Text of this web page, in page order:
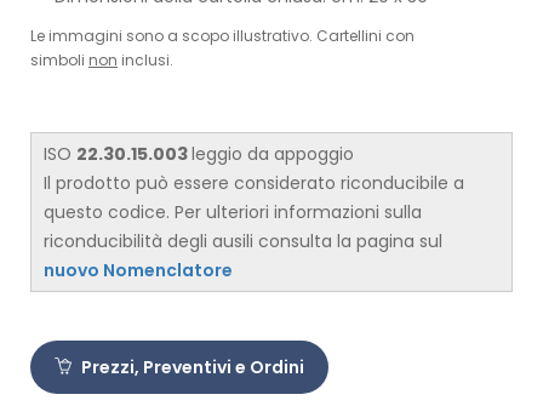
Le immagini sono a scopo illustrativo. Cartellini con
simboli non inclusi.
ISO 22.30.15.003leggio da appoggio
​Il prodotto può essere considerato riconducibile a
questo codice. Per ulteriori informazioni sulla
riconducibilità degli ausili consulta la pagina sul
nuovo Nomenclatore
Prezzi, Preventivi e Ordini